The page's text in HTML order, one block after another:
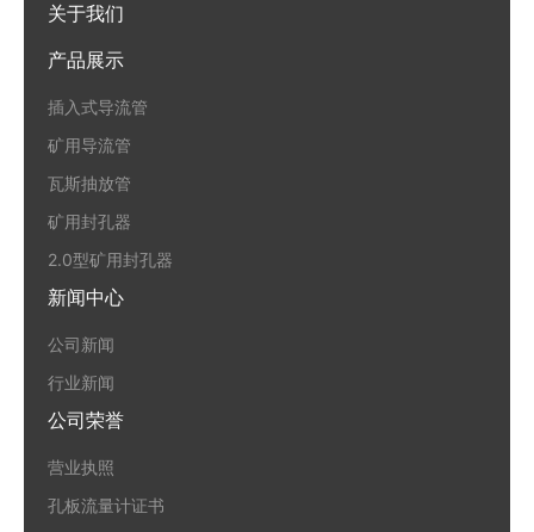
关于我们
产品展示
插入式导流管
矿用导流管
瓦斯抽放管
矿用封孔器
2.0型矿用封孔器
新闻中心
公司新闻
行业新闻
公司荣誉
营业执照
孔板流量计证书